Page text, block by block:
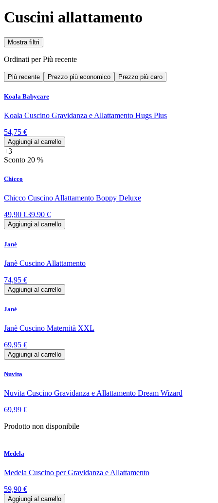
Cuscini allattamento
Mostra filtri
Ordinati perPiù recente
Più recente Prezzo più economico Prezzo più caro
Koala Babycare
Koala Cuscino Gravidanza e Allattamento Hugs Plus
54,75 €
Aggiungi al carrello
+3
Sconto 20 %
Chicco
Chicco Cuscino Allattamento Boppy Deluxe
49,90 €39,90 €
Aggiungi al carrello
Janè
Janè Cuscino Allattamento
74,95 €
Aggiungi al carrello
Janè
Janè Cuscino Maternità XXL
69,95 €
Aggiungi al carrello
Nuvita
Nuvita Cuscino Gravidanza e Allattamento Dream Wizard
69,99 €
Prodotto non disponibile
Medela
Medela Cuscino per Gravidanza e Allattamento
59,90 €
Aggiungi al carrello